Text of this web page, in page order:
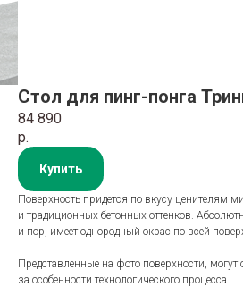
Стол для пинг-понга
84 890
р.
Купить
Поверхность придется по вкусу ценителям
и традиционных бетонных оттенков.
и пор, имеет однородный окрас по всей
Представленные на фото поверхности, могут
за особенности технологического процесса.